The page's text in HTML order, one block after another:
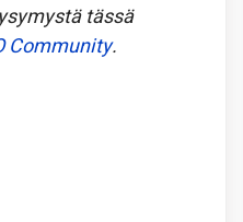
tässä
Community.